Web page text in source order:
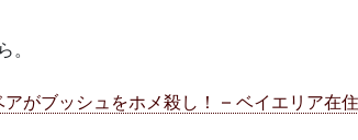
。
がブッシュをホメ殺し！ – ベイエリア在